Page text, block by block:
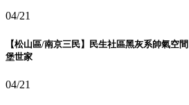
04/21
【松山區/南京三民】民生社區黑灰系帥氣空
堡世家
04/21